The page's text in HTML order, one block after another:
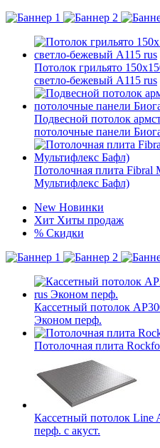
Потолок грильято
светло-бежевый А115 rus
Подвесной потолок
потолочные панели
Потолочная плита
Мультифлекс Бафл)
New Новинки
Хит Хиты продаж
% Скидки
Кассетный потолок
Эконом перф.
Потолочная плита
Кассетный потолок Line
перф. с акуст.